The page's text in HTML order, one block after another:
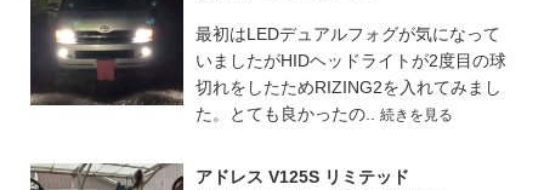
最初はLEDデュアルフォグが気になって
いましたがHIDヘッドライトが2度目の球
切れをしたためRIZING2を入れてみまし
た。とても良かったの.. 続きを見る
アドレス V125S リミテッド